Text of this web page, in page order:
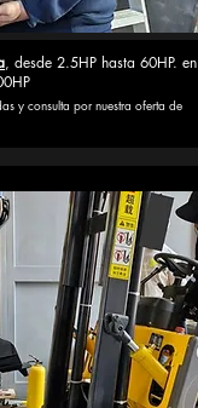
, desde 2.5HP hasta 60HP. en
y consulta por nuestra oferta de